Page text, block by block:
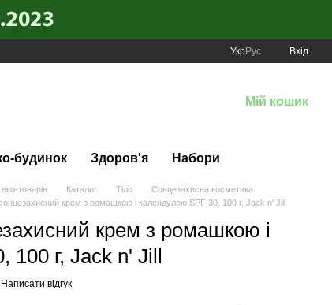
УкрРус Вхід
Мій кошик
будинок Здоров'я Набори
товарів Каталог Тіло
Сонцезахисна косметика
крем з ромашкою і календулою SPF 30, 100 г, Jack n' Jill
крем з ромашкою і
100 г, Jack n' Jill
Написати відгук